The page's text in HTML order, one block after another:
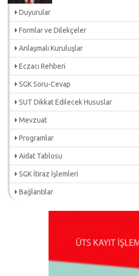
Duyurular
Formlar ve Dilekçeler
Anlaşmalı Kuruluşlar
Eczacı Rehberi
SGK Soru-Cevap
SUT Dikkat Edilecek Hususlar
Mevzuat
Programlar
Aidat Tablosu
SGK İtiraz İşlemleri
Bağlantılar